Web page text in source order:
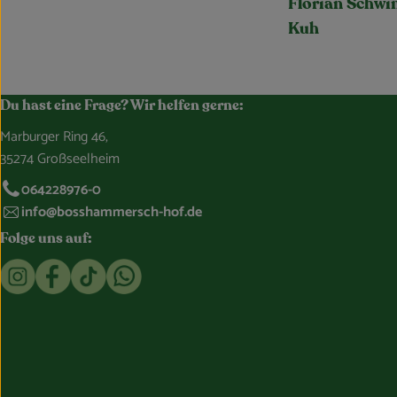
Florian
Kuh
Du hast eine Frage? Wir helfen gerne:
Marburger Ring 46,
35274 Großseelheim
064228976-0
info@bosshammersch-hof.de
Folge uns auf:
Externer Link zu https://www.instagram.com/
Externer Link zu https://www.facebook.com/
Externer Link zu https://www.tiktok.com/
Externer Link zu https://whatsapp.com/